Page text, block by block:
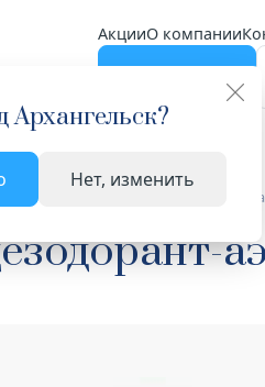
АкцииО компании
Архангельск?
Нет, изменить
Косметика Лечебная